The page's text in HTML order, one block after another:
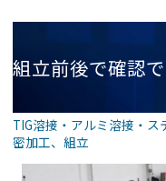
組立前後で確認
ス筐
TIG溶接・アルミ溶接・ス
密加工、 組立